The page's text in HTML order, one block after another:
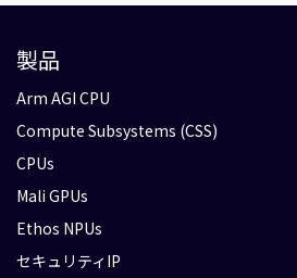
製品
Arm AGI CPU
Compute Subsystems (CSS)
CPUs
Mali GPUs
Ethos NPUs
セキュリティIP